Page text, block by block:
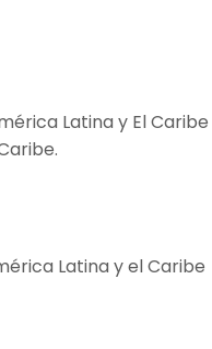
Latina y El
Latina y el Caribe